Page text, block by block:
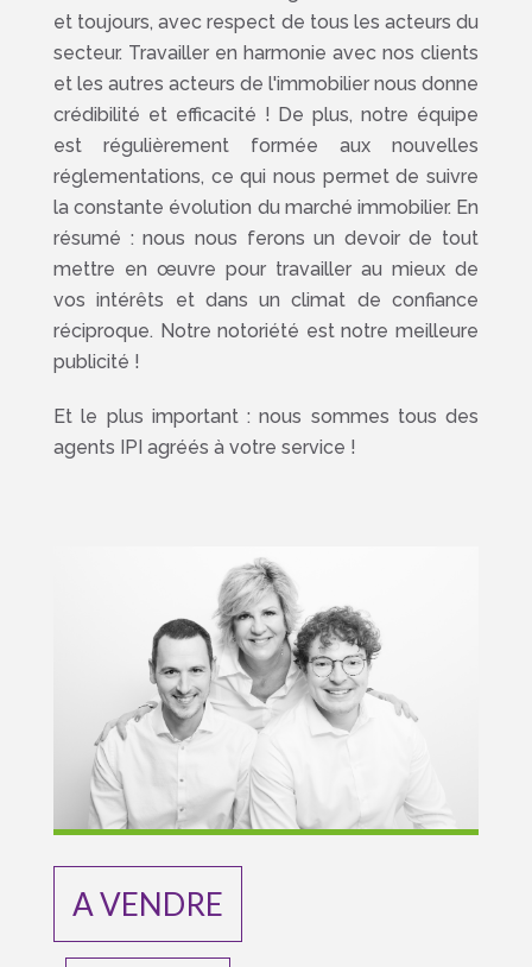
et toujours, avec respect de tous les acteurs du
secteur. Travailler en harmonie avec nos clients
et les autres acteurs de l'immobilier nous donne
crédibilité et efficacité ! De plus, notre équipe
est régulièrement formée aux nouvelles
réglementations, ce qui nous permet de suivre
la constante évolution du marché immobilier. En
résumé : nous nous ferons un devoir de tout
mettre en œuvre pour travailler au mieux de
vos intérêts et dans un climat de confiance
réciproque. Notre notoriété est notre meilleure
publicité !
Et le plus important : nous sommes tous des
agents IPI agréés à votre service !
A VENDRE